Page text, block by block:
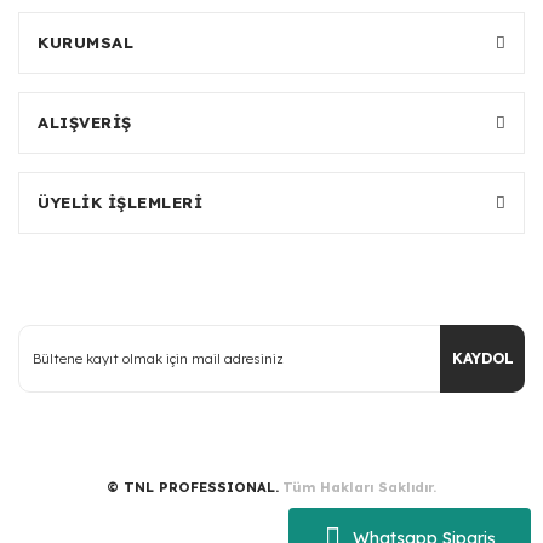
Whatsapp Sipariş
KURUMSAL
ALIŞVERİŞ
ÜYELİK İŞLEMLERİ
KAYDOL
© TNL PROFESSIONAL. Tüm Hakları Saklıdır.